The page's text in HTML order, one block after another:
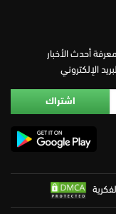
أحدث الأخبار
الإلكتروني